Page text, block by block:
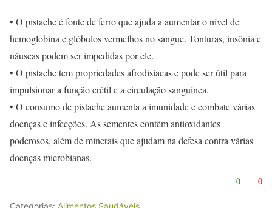
• O pistache é fonte de ferro que ajuda a aumentar o nível de
hemoglobina e glóbulos vermelhos no sangue. Tonturas, insônia e
náuseas podem ser impedidas por ele.
• O pistache tem propriedades afrodisíacas e pode ser útil para
impulsionar a função erétil e a circulação sanguínea.
• O consumo de pistache aumenta a imunidade e combate várias
doenças e infecções. As sementes contêm antioxidantes
poderosos, além de minerais que ajudam na defesa contra várias
doenças microbianas.
0 0